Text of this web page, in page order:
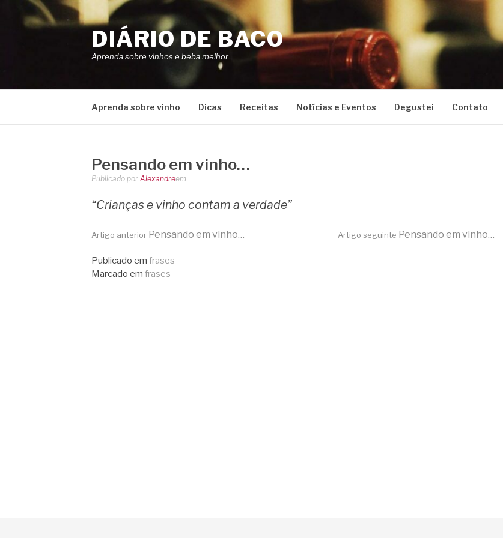
DIÁRIO DE BACO
Aprenda sobre vinhos e beba melhor
Aprenda sobre vinho Dicas Receitas Notícias e Eventos Degustei Contato
Pensando em vinho…
Publicado por Alexandreem
“Crianças e vinho contam a verdade”
Continue
lendo
Artigo anterior Pensando em vinho… Artigo seguinte Pensando em vinho…
Publicado em frases
Marcado em frases